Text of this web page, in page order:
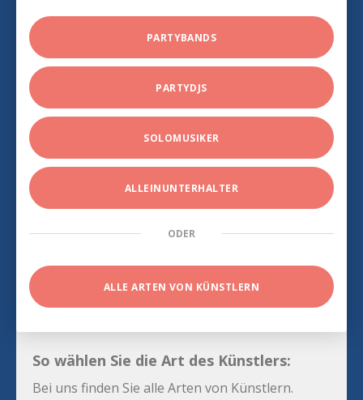
PARTYBANDS
PARTYDJS
SOLOMUSIKER
ALLEINUNTERHALTER
ODER
ALLE ARTEN VON KÜNSTLERN
So wählen Sie die Art des Künstlers:
Bei uns finden Sie alle Arten von Künstlern.